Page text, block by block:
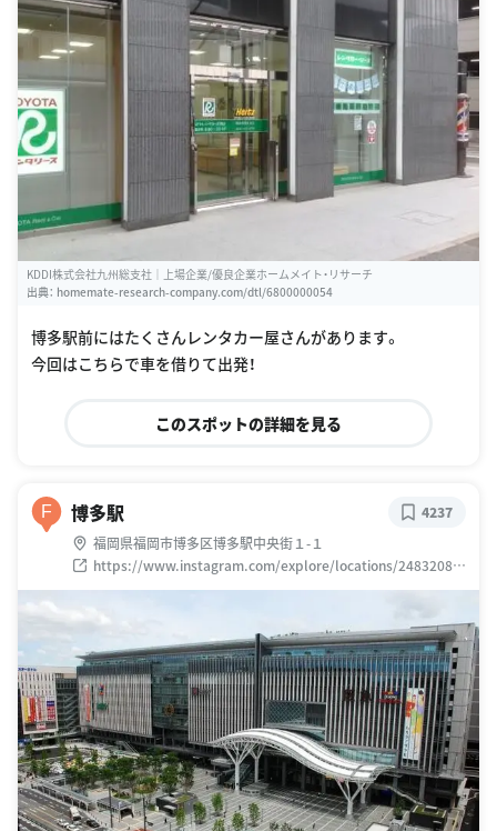
KDDI株式会社九州総支社｜上場企業/優良企業ホームメイト・リサーチ
出典： homemate-research-company.com/dtl/6800000054
博多駅前にはたくさんレンタカー屋さんがあります。
今回はこちらで車を借りて出発！
このスポットの詳細を見る
F 博多駅
福岡県福岡市博多区博多駅中央街１-１
https://www.instagram.com/explore/locations/24832086
6/
4237